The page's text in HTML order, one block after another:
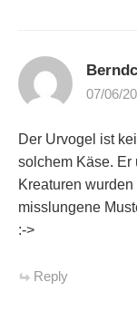
07/06/
Der Urvogel ist
solchem Käse. Er
Kreaturen
misslungene
:->
Reply